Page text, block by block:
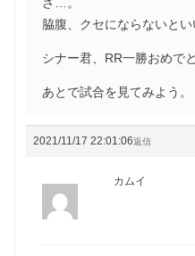
脇腹、クセにならないとい
シナー君、RR一勝おめでと
あとで試合を見てみよう。
2021/11/17 22:01:06返信
カムイ